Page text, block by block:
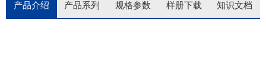
产品介绍 产品系列 规格参数 样册下载 知识文档